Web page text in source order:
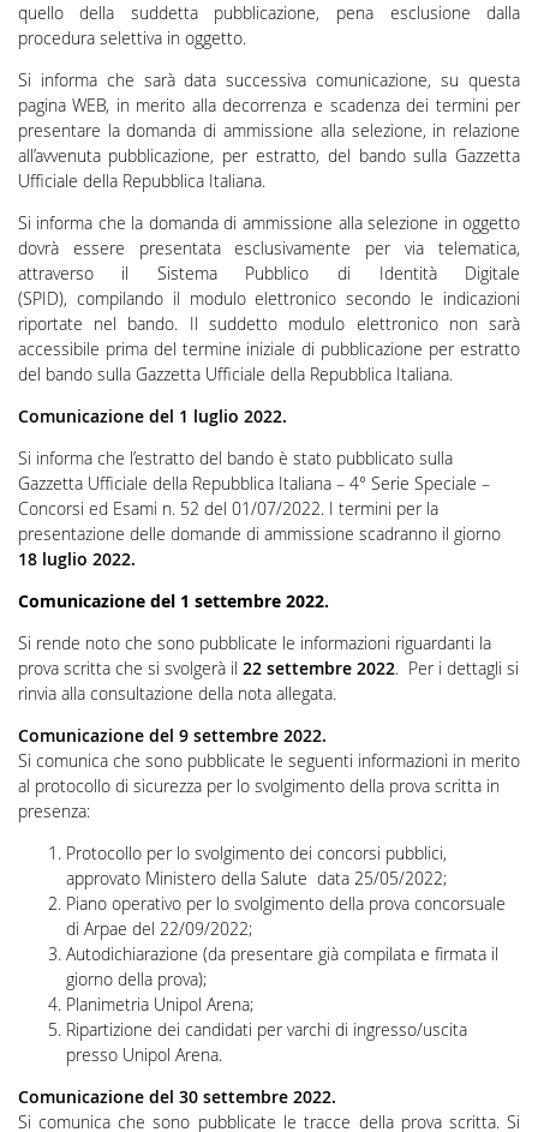
quello della suddetta pubblicazione, pena esclusione dalla
procedura selettiva in oggetto.
Si informa che sarà data successiva comunicazione, su questa
pagina WEB, in merito alla decorrenza e scadenza dei termini per
presentare la domanda di ammissione alla selezione, in relazione
all’avvenuta pubblicazione, per estratto, del bando sulla Gazzetta
Ufficiale della Repubblica Italiana.
Si informa che la domanda di ammissione alla selezione in oggetto
dovrà essere presentata esclusivamente per via telematica,
attraverso il Sistema Pubblico di Identità Digitale
(SPID), compilando il modulo elettronico secondo le indicazioni
riportate nel bando. Il suddetto modulo elettronico non sarà
accessibile prima del termine iniziale di pubblicazione per estratto
del bando sulla Gazzetta Ufficiale della Repubblica Italiana.
Comunicazione del 1 luglio 2022.
Si informa che l’estratto del bando è stato pubblicato sulla
Gazzetta Ufficiale della Repubblica Italiana – 4° Serie Speciale –
Concorsi ed Esami n. 52 del 01/07/2022. I termini per la
presentazione delle domande di ammissione scadranno il giorno
18 luglio 2022.
Comunicazione del 1 settembre 2022.
Si rende noto che sono pubblicate le informazioni riguardanti la
prova scritta che si svolgerà il 22 settembre 2022. Per i dettagli si
rinvia alla consultazione della nota allegata.
Comunicazione del 9 settembre 2022.
Si comunica che sono pubblicate le seguenti informazioni in merito
al protocollo di sicurezza per lo svolgimento della prova scritta in
presenza:
Protocollo per lo svolgimento dei concorsi pubblici,
approvato Ministero della Salute data 25/05/2022;
Piano operativo per lo svolgimento della prova concorsuale
di Arpae del 22/09/2022;
Autodichiarazione (da presentare già compilata e firmata il
giorno della prova);
Planimetria Unipol Arena;
Ripartizione dei candidati per varchi di ingresso/uscita
presso Unipol Arena.
Comunicazione del 30 settembre 2022.
Si comunica che sono pubblicate le tracce della prova scritta. Si